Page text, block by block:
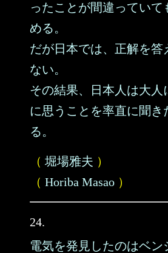
ったことが間違っていて
める。
だが日本では、正解を答
ない。
その結果、日本人は大人
に思うことを率直に聞き
る。
（ 堀場雅夫 ）
（ Horiba Masao ）
24.
電気を発見したのはベン